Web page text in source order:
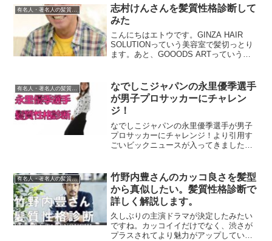
28歳。雑誌のコンテストでファイナリス
トに選ばれ、200...
有名人・著名人の髪質性格診断
志村けんさんを髪質性格診断して
みた
こんにちはエトウです。GINZA HAIR
SOLUTIONっていう美容室で髪切っとり
ます。あと、GOOODS ARTっていうシ
きとります。興味のあることは、つ...
なでしこジャパンの永里優季選手
が男子プロサッカーにチャレン
ジ！
なでしこジャパンの永里優季選手が男子
プロサッカーにチャレンジ！より引用す
ごいビックニュースが入ってきました。
手が、米女子サッカーリーグ（NWSL）
シカゴ・レッドスタ...
有名人・著名人の髪質性格診断
竹野内豊さんのカッコ良さを髪型
から真似したい。髪質性格診断で
詳しく解説します。
久しぶりの主演ドラマが決定したみたい
ですね。カッコイイだけでなく、渋さが
プラスされてより魅力がアップしていま